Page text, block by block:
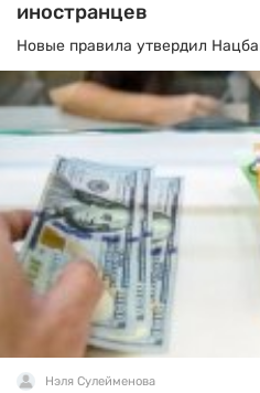
иностранцев
Новые правила утвердил
Нэля Сулейменова